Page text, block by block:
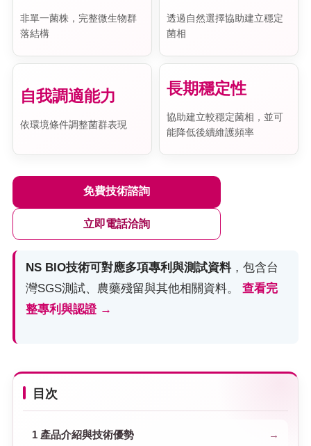
非單一菌株，完整微生物群
落結構
透過自然選擇協助建立穩定
菌相
自我調適能力
依環境條件調整菌群表現
長期穩定性
協助建立較穩定菌相，並可
能降低後續維護頻率
免費技術諮詢
立即電話洽詢
NS BIO技術可對應多項專利與測試資料，包含台
灣SGS測試、農藥殘留與其他相關資料。 查看完
整專利與認證 →
目次
1 產品介紹與技術優勢